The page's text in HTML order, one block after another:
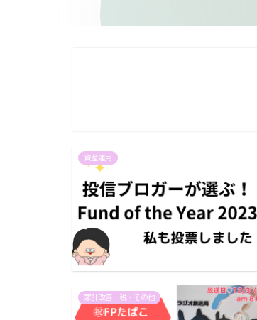
資産運用
家計改善・税・その他